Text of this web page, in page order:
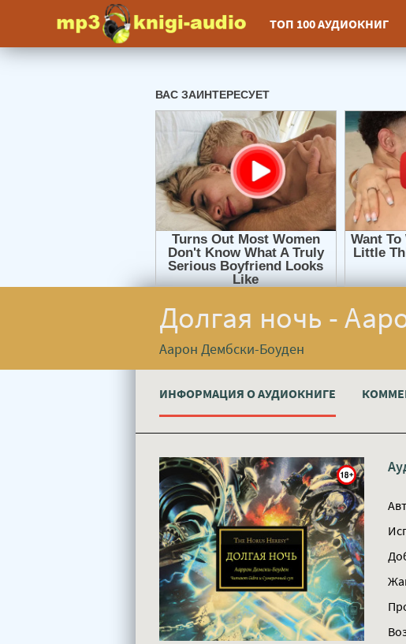
ТОП 100 АУДИОКНИГ
Долгая ночь -
Аарон Дембски-Боуден
ИНФОРМАЦИЯ О АУДИОКНИГЕ